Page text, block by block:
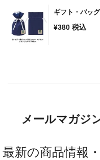
価
格ギフト・バッ
¥380 税込
メールマガジ
最新の商品情報